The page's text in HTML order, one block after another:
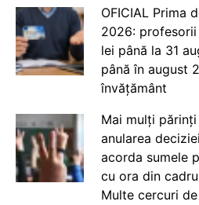
OFICIAL Prima
2026:
lei până la 31
până în august
învățământ
Mai mulți
anularea
acorda sumele
cu ora din
Multe cercuri